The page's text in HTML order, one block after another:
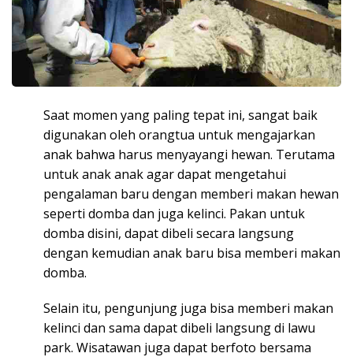
Saat momen yang paling tepat ini, sangat baik
digunakan oleh orangtua untuk mengajarkan
anak bahwa harus menyayangi hewan. Terutama
untuk anak anak agar dapat mengetahui
pengalaman baru dengan memberi makan hewan
seperti domba dan juga kelinci. Pakan untuk
domba disini, dapat dibeli secara langsung
dengan kemudian anak baru bisa memberi makan
domba.
Selain itu, pengunjung juga bisa memberi makan
kelinci dan sama dapat dibeli langsung di lawu
park. Wisatawan juga dapat berfoto bersama